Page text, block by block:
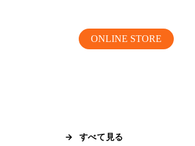
ONLINE STORE
すべて見る